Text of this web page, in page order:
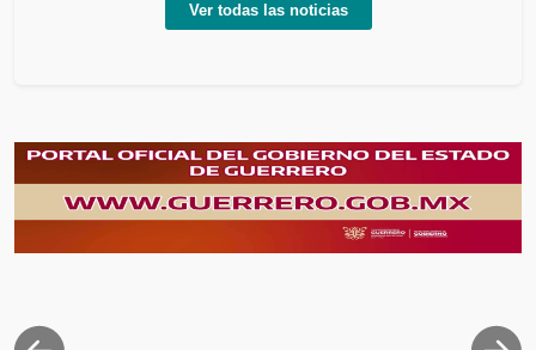
Ver todas las noticias